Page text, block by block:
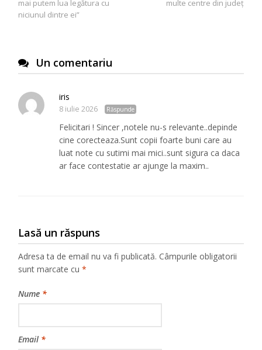
multe centre din județ
mai putem lua legătura cu
niciunul dintre ei”
Un comentariu
iris
8 iulie 2026 Răspunde
Felicitari ! Sincer ,notele nu-s relevante..depinde
cine corecteaza.Sunt copii foarte buni care au
luat note cu sutimi mai mici..sunt sigura ca daca
ar face contestatie ar ajunge la maxim..
Lasă un răspuns
Adresa ta de email nu va fi publicată. Câmpurile obligatorii
sunt marcate cu*
Nume *
Email *